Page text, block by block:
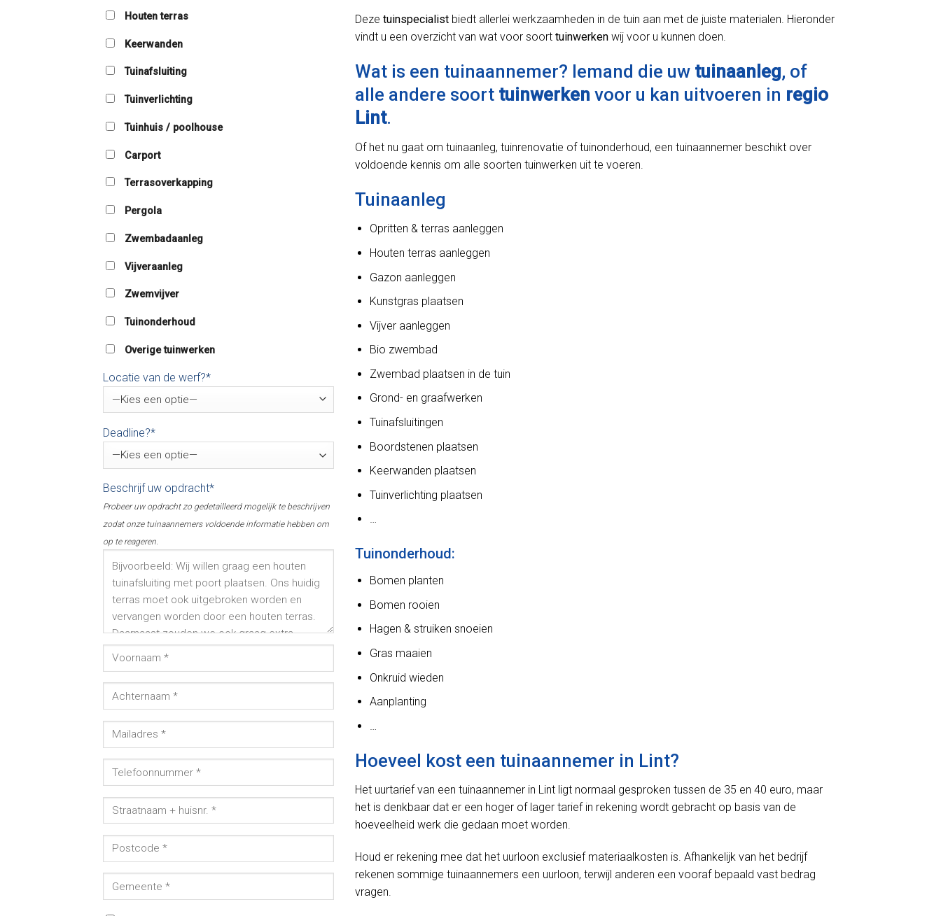
Houten terras
Keerwanden
Tuinafsluiting
Tuinverlichting
Tuinhuis / poolhouse
Carport
Terrasoverkapping
Pergola
Zwembadaanleg
Vijveraanleg
Zwemvijver
Tuinonderhoud
Overige tuinwerken
Locatie van de werf?*
Deadline?*
Beschrijf uw opdracht*
Probeer uw opdracht zo gedetailleerd mogelijk te beschrijven
zodat onze tuinaannemers voldoende informatie hebben om
op te reageren.
Deze tuinspecialist biedt allerlei werkzaamheden in de tuin aan met de juiste materialen. Hieronder
vindt u een overzicht van wat voor soort tuinwerken wij voor u kunnen doen.
Wat is een tuinaannemer? Iemand die uw tuinaanleg, of
alle andere soort tuinwerken voor u kan uitvoeren in regio
Lint.
Of het nu gaat om tuinaanleg, tuinrenovatie of tuinonderhoud, een tuinaannemer beschikt over
voldoende kennis om alle soorten tuinwerken uit te voeren.
Tuinaanleg
Opritten & terras aanleggen
Houten terras aanleggen
Gazon aanleggen
Kunstgras plaatsen
Vijver aanleggen
Bio zwembad
Zwembad plaatsen in de tuin
Grond- en graafwerken
Tuinafsluitingen
Boordstenen plaatsen
Keerwanden plaatsen
Tuinverlichting plaatsen
…
Tuinonderhoud:
Bomen planten
Bomen rooien
Hagen & struiken snoeien
Gras maaien
Onkruid wieden
Aanplanting
…
Hoeveel kost een tuinaannemer in Lint?
Het uurtarief van een tuinaannemer in Lint ligt normaal gesproken tussen de 35 en 40 euro, maar
het is denkbaar dat er een hoger of lager tarief in rekening wordt gebracht op basis van de
hoeveelheid werk die gedaan moet worden.
Houd er rekening mee dat het uurloon exclusief materiaalkosten is. Afhankelijk van het bedrijf
rekenen sommige tuinaannemers een uurloon, terwijl anderen een vooraf bepaald vast bedrag
vragen.